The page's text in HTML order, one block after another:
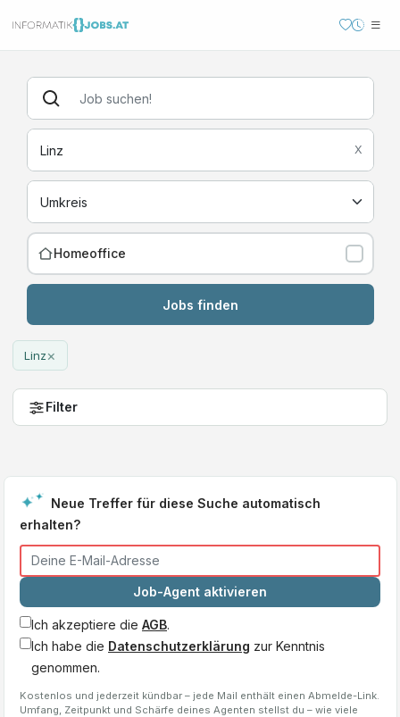
X
Homeoffice
Jobs finden
Linz×
Filter
Neue Treffer für diese Suche automatisch
erhalten?
Job-Agent aktivieren
Ich akzeptiere die AGB.
Ich habe die Datenschutzerklärung zur Kenntnis
genommen.
Kostenlos und jederzeit kündbar – jede Mail enthält einen Abmelde-Link.
Umfang, Zeitpunkt und Schärfe deines Agenten stellst du – wie viele